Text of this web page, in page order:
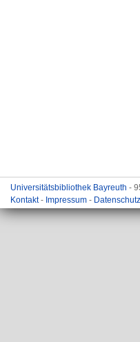
Universitätsbibliothek Bayreuth -
Kontakt- Impressum - Datenschutz